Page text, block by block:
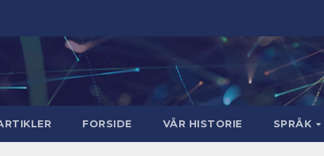
FORSIDE VÅR HISTORIE SPRÅK